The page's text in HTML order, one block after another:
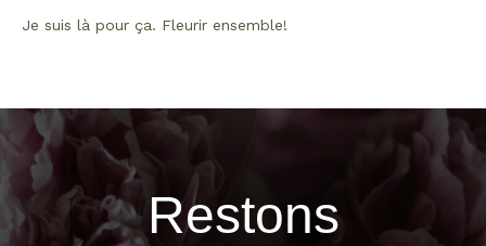
Je suis là pour ça. Fleurir ensemble!
Restons